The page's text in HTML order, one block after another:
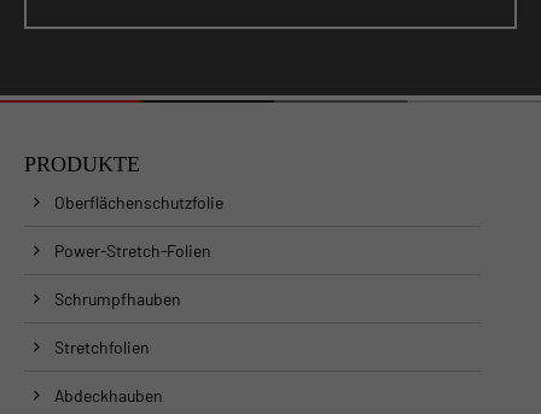
PRODUKTE
Oberflächenschutzfolie
Power-Stretch-Folien
Schrumpfhauben
Stretchfolien
Abdeckhauben